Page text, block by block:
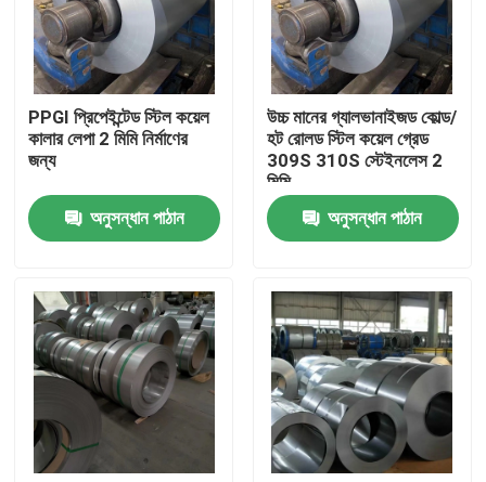
আমাদের সম্পর্কে
কারখানা ভ্রমণ
মান নিয়ন্ত্রণ
উদ্ধৃতির জন্য আবেদন
304 স্টেইনলেস স্টীল শীট
316 স্টেইনলেস স্টীল শীট
PPGI প্রিপেইন্টেড স্টিল কয়েল
কালার লেপা 2 মিমি নির্মাণের
জন্য
অনুসন্ধান পাঠান
উচ্চ মানের গ্যালভানাইজড কোল্ড/
হট রোলড স্টিল কয়েল গ্রেড
309S 310S স্টেইনলেস 2
মিমি
অনুসন্ধান পাঠান